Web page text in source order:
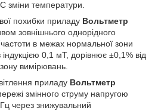
зміни температури.
похибки приладу Вольтметр
зовнішнього однорідного
в межах нормальної зони
індукцією 0,1 мТ, дорівнює ±0,1% від
вимірювань.
приладу Вольтметр
змінного струму напругою
через знижувальний